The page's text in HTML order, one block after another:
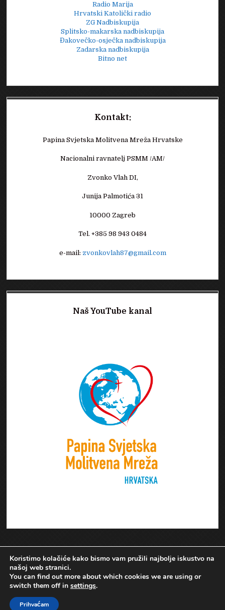
Radio Marija
Hrvatski Katolički radio
ZG Nadbiskupija
Splitsko-makarska nadbiskupija
Đakovečko-osječka nadbiskupija
Zadarska nadbiskupija
Bitno net
Kontakt:
Papina Svjetska Molitvena Mreža Hrvatske
Nacionalni ravnatelj PSMM /AM/
Zvonko Vlah DI,
Junija Palmotića 31
10000 Zagreb
Tel. +385 98 943 0484
e-mail: zvonkovlah87@gmail.com
Naš YouTube kanal
Koristimo kolačiće kako bismo vam pružili najbolje iskustvo na
našoj web stranici.
You can find out more about which cookies we are using or
switch them off in settings.
Prihvaćam